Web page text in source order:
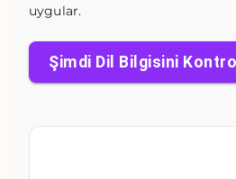
uygular.
Şimdi Dil Bilgisini